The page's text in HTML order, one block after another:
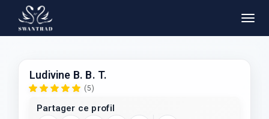
Ludivine B. B. T.
(5)
Partager ce profil